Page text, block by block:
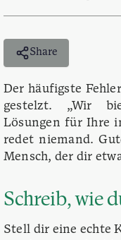
Share
Der häufigste
gestelzt. „Wir
Lösungen für Ihre
redet niemand.
Mensch, der dir
Schreib, wie
Stell dir eine echte